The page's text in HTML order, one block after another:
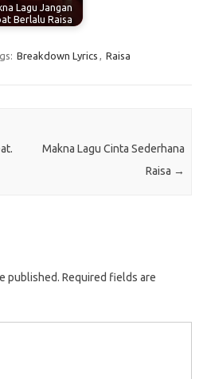
Lagu Jangan
Berlalu Raisa
Breakdown Lyrics , Raisa
Makna Lagu Cinta Sederhana
Raisa →
published. Required fields are